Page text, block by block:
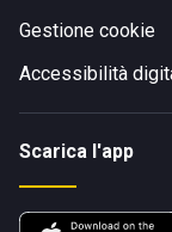
Gestione cookie
Accessibilità
Scarica l'app